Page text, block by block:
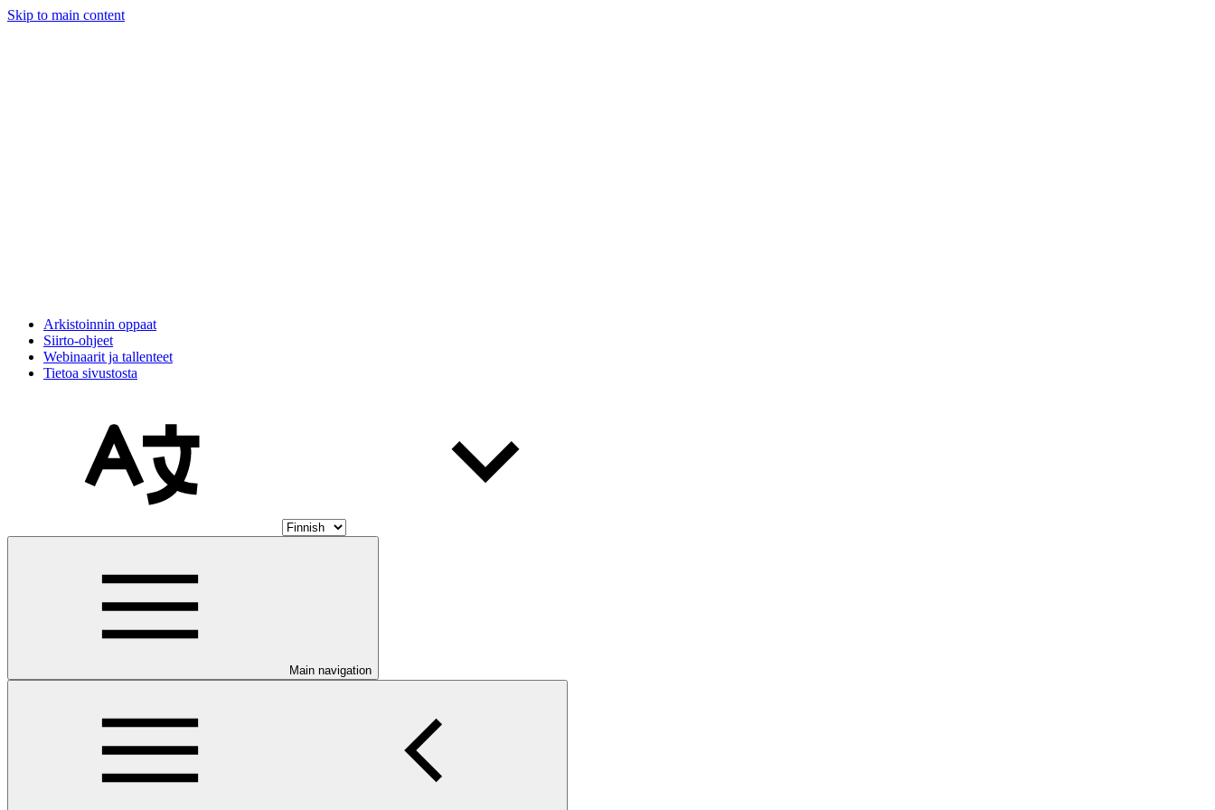
Skip to main content
Arkistoinnin oppaat
Siirto-ohjeet
Webinaarit ja tallenteet
Tietoa sivustosta
Main navigation